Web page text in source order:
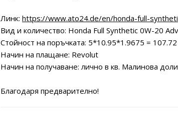
Линк: https://www.ato24.de/en/honda-full-
Вид и количество: Honda Full Synthetic 0W-20
Стойност на поръчката: 5*10.95*1.9675 = 107.72
Начин на плащане: Revolut
Начин на получаване: лично в кв. Малинова
Благодаря предварително!